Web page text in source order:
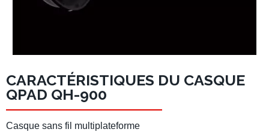
CARACTÉRISTIQUES DU CASQUE
QPAD QH-900
Casque sans fil multiplateforme